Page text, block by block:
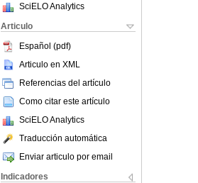
SciELO Analytics
Articulo
Español (pdf)
Articulo en XML
Referencias del artículo
Como citar este artículo
SciELO Analytics
Traducción automática
Enviar articulo por email
Indicadores